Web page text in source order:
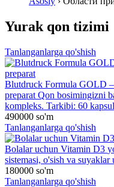
Yurak qon tizimi
Tanlanganlarga qo'shish
Blutdruck Formula GOLD
preparat Qon bosimingizni
kompleks. Tarkibi: 60
490000 so'm
Tanlanganlarga qo'shish
Bolalar uchun Vitamin D3
sistemasi, o'sish va
180000 so'm
Tanlanganlarga qo'shish